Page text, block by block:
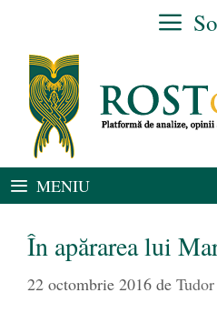
conținut
MENIU
În apărarea lui
22 octombrie 2016 de